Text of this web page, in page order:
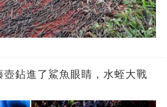
壺鉆進了鯊魚眼睛，水蛭大戰